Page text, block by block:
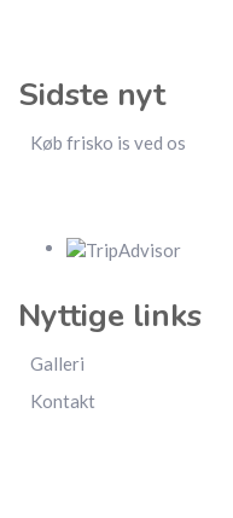
Sidste nyt
Køb frisko is ved os
Nyttige links
Galleri
Kontakt